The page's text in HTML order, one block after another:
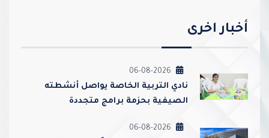
أخبار اخرى
06-08-2026
نادي التربية الخاصة يواصل أنشطته
الصيفية بحزمة برامج متجددة
06-08-2026